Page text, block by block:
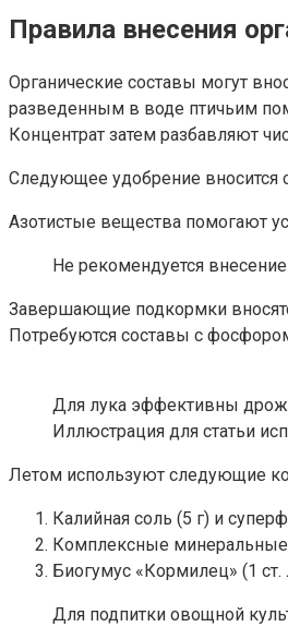
Правила внесения
Органические составы могут
разведенным в воде птичьим
Концентрат затем разбавляют
Следующее удобрение вносится
Азотистые вещества помогают
Не рекомендуется
Завершающие подкормки
Потребуются составы с
Для лука эффективны
Иллюстрация для статьи
Летом используют следующие
Калийная соль (5 г) и
Комплексные минеральные
Биогумус «Кормилец» (1
Для подпитки овощной